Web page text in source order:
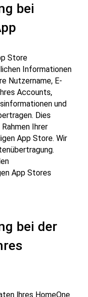
bei
Store
Informationen
Nutzername, E-
Accounts,
und
Dies
Ihrer
App Store. Wir
App Stores
bei der
lhres HomeOne